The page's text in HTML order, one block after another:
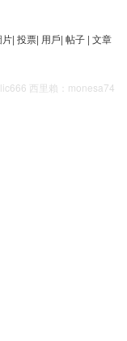
片| 投票| 用戶| 帖子 | 文章
西里賴：monesa74